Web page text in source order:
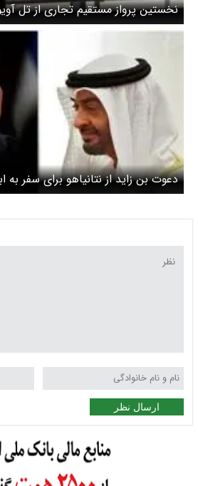
نخستین پرواز مستقیم تجاری از تل
می‌شود
دعوت بن زاید از نتانیاهو برای سفر به
ارسال نظر